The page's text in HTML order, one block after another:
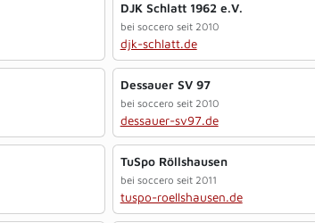
DJK Schlatt 1962 e.V.
bei soccero seit 2010
djk-schlatt.de
Dessauer SV 97
bei soccero seit 2010
dessauer-sv97.de
TuSpo Röllshausen
bei soccero seit 2011
tuspo-roellshausen.de